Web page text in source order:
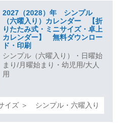
2027（2028）年 シンプル
（六曜入り）カレンダー 【折
りたたみ式・ミニサイズ・卓上
カレンダー】 無料ダウンロー
ド・印刷
シンプル（六曜入り）・日曜始
まり/月曜始まり・幼児用/大人
用
イズ ＞ シンプル・六曜入り